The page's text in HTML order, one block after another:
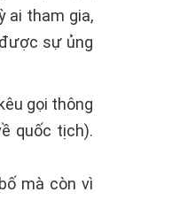
ai tham gia,
sự ủng
gọi thông
quốc tịch).
mà còn vì